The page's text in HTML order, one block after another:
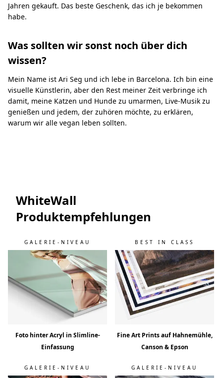
Jahren gekauft. Das beste Geschenk, das ich je bekommen
habe.
Was sollten wir sonst noch über dich
wissen?
Mein Name ist Ari Seg und ich lebe in Barcelona. Ich bin eine
visuelle Künstlerin, aber den Rest meiner Zeit verbringe ich
damit, meine Katzen und Hunde zu umarmen, Live-Musik zu
genießen und jedem, der zuhören möchte, zu erklären,
warum wir alle vegan leben sollten.
WhiteWall
Produktempfehlungen
GALERIE-NIVEAU
Foto hinter Acryl in Slimline-
Einfassung
BEST IN CLASS
Fine Art Prints auf Hahnemühle,
Canson & Epson
GALERIE-NIVEAU GALERIE-NIVEAU